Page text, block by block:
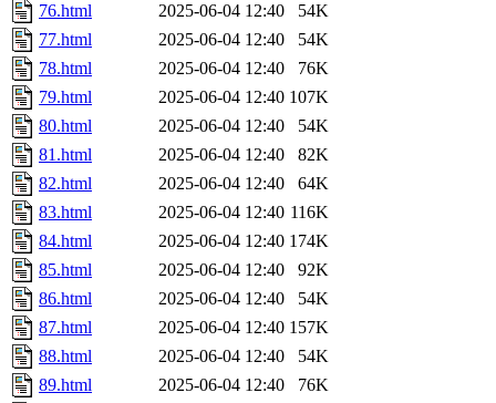
76.html
2025-06-04 12:40
54K
77.html
2025-06-04 12:40
54K
78.html
2025-06-04 12:40
76K
79.html
2025-06-04 12:40 107K
80.html
2025-06-04 12:40
54K
81.html
2025-06-04 12:40
82K
82.html
2025-06-04 12:40
64K
83.html
2025-06-04 12:40 116K
84.html
2025-06-04 12:40 174K
85.html
2025-06-04 12:40
92K
86.html
2025-06-04 12:40
54K
87.html
2025-06-04 12:40 157K
88.html
2025-06-04 12:40
54K
89.html
2025-06-04 12:40
76K